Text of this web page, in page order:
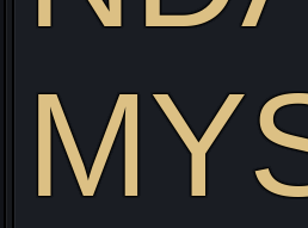
Visitez mon site web pour
alliant Gaming/